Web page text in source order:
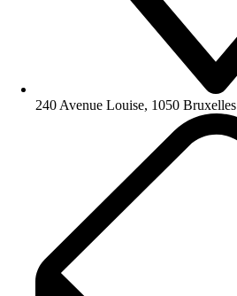
240 Avenue Louise, 1050 Bruxelles